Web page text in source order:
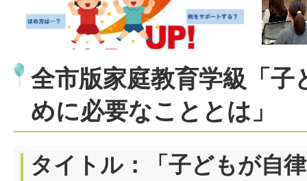
全市版家庭教育学級「子
めに必要なこととは」
タイトル：「子どもが自